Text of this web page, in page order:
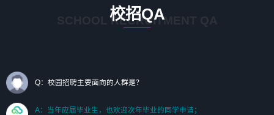
2. 熟悉 前端常用框架, 能独立完成设计给予的 UI 效果;
3. 有良好的代码习惯, 低级错误出现频率低;
7. 了解或熟悉 WebGL 及相关框架优先。
（岗位人员专职于行业应用解决方案、项目申报方案、投标方案的策划编写）
校招QA
SCHOOL RECRUITMENT QA
Q：校园招聘主要面向的人群是？
A：当年应届毕业生，也欢迎次年毕业的同学申请；